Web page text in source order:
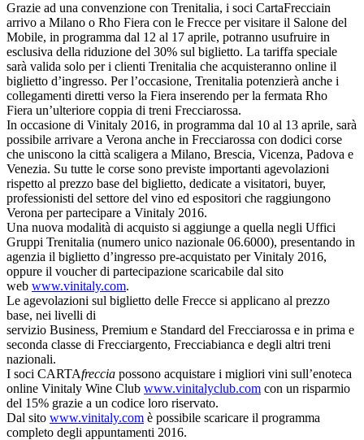
Grazie ad una convenzione con Trenitalia, i soci CartaFrecciain
arrivo a Milano o Rho Fiera con le Frecce per visitare il Salone del
Mobile, in programma dal 12 al 17 aprile, potranno usufruire in
esclusiva della riduzione del 30% sul biglietto. La tariffa speciale
sarà valida solo per i clienti Trenitalia che acquisteranno online il
biglietto d’ingresso. Per l’occasione, Trenitalia potenzierà anche i
collegamenti diretti verso la Fiera inserendo per la fermata Rho
Fiera un’ulteriore coppia di treni Frecciarossa.
In occasione di Vinitaly 2016, in programma dal 10 al 13 aprile, sarà
possibile arrivare a Verona anche in Frecciarossa con dodici corse
che uniscono la città scaligera a Milano, Brescia, Vicenza, Padova e
Venezia. Su tutte le corse sono previste importanti agevolazioni
rispetto al prezzo base del biglietto, dedicate a visitatori, buyer,
professionisti del settore del vino ed espositori che raggiungono
Verona per partecipare a Vinitaly 2016.
Una nuova modalità di acquisto si aggiunge a quella negli Uffici
Gruppi Trenitalia (numero unico nazionale 06.6000), presentando in
agenzia il biglietto d’ingresso pre-acquistato per Vinitaly 2016,
oppure il voucher di partecipazione scaricabile dal sito
web www.vinitaly.com.
Le agevolazioni sul biglietto delle Frecce si applicano al prezzo
base, nei livelli di
servizio Business, Premium e Standard del Frecciarossa e in prima e
seconda classe di Frecciargento, Frecciabianca e degli altri treni
nazionali.
I soci CARTAfreccia possono acquistare i migliori vini sull’enoteca
online Vinitaly Wine Club www.vinitalyclub.com con un risparmio
del 15% grazie a un codice loro riservato.
Dal sito www.vinitaly.com è possibile scaricare il programma
completo degli appuntamenti 2016.